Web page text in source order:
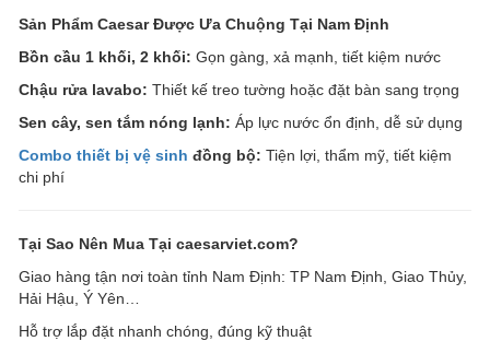
Sản Phẩm Caesar Được Ưa Chuộng Tại Nam Định
Bồn cầu 1 khối, 2 khối: Gọn gàng, xả mạnh, tiết kiệm nước
Chậu rửa lavabo: Thiết kế treo tường hoặc đặt bàn sang trọng
Sen cây, sen tắm nóng lạnh: Áp lực nước ổn định, dễ sử dụng
Combo thiết bị vệ sinh đồng bộ: Tiện lợi, thẩm mỹ, tiết kiệm
chi phí
Tại Sao Nên Mua Tại caesarviet.com?
Giao hàng tận nơi toàn tỉnh Nam Định: TP Nam Định, Giao Thủy,
Hải Hậu, Ý Yên…
Hỗ trợ lắp đặt nhanh chóng, đúng kỹ thuật